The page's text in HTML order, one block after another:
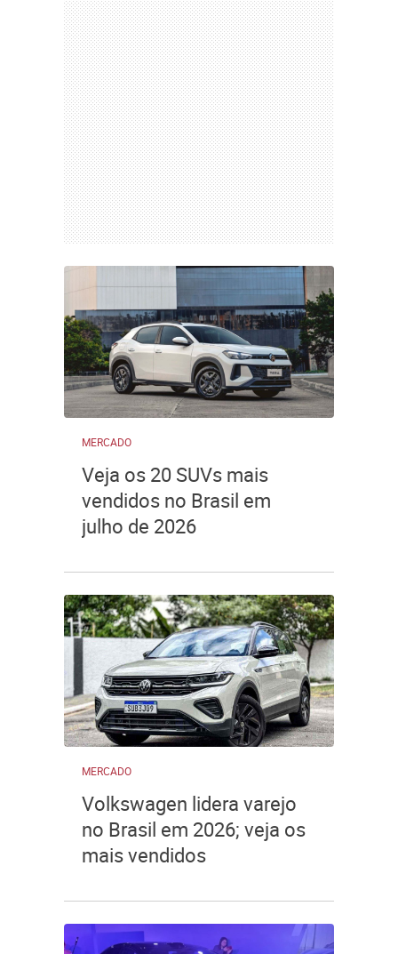
MERCADO
Veja os 20 SUVs mais
vendidos no Brasil em
julho de 2026
MERCADO
Volkswagen lidera varejo
no Brasil em 2026; veja os
mais vendidos